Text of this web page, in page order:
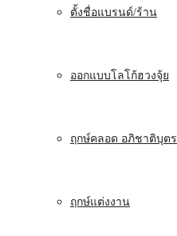
ตั้งชื่อแบรนด์/ร้าน
ออกแบบโลโก้ฮวงจุ้ย
ฤกษ์คลอด อภิชาติบุตร
ฤกษ์แต่งงาน